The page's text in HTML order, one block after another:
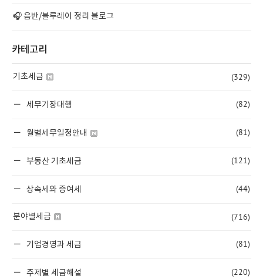
🎧 음반/블루레이 정리 블로그
카테고리
기초세금 (329)
세무기장대행 (82)
월별세무일정안내 (81)
부동산 기초세금 (121)
상속세와 증여세 (44)
분야별세금 (716)
기업경영과 세금 (81)
주제별 세금해설 (220)